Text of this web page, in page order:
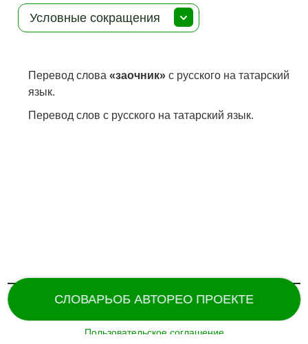
СЛОВАРЬОБ АВТОРЕО ПРОЕКТЕ
Условные сокращения
Перевод слова«заочник» с русского на татарский
язык.
Перевод слов с русского на татарский язык.
Пользовательское соглашение